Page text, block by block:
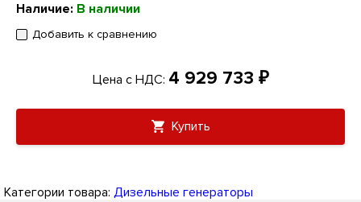
Наличие: В наличии
Добавить к сравнению
Цена с НДС: 4 929 733 ₽
Купить
Категории товара: Дизельные генераторы